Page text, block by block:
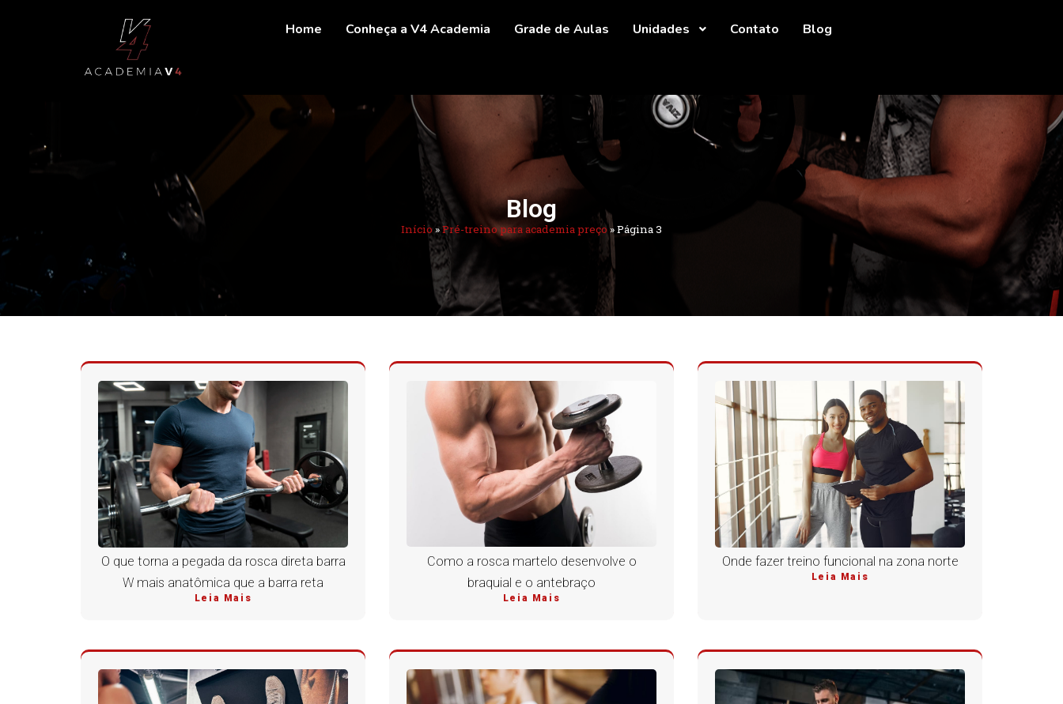
Home Conheça a V4 Academia Grade de Aulas Unidades Contato Blog
Blog
Início»Pré-treino para academia preço»Página 3
O que torna a pegada da rosca direta barra
W mais anatômica que a barra reta
Leia Mais
Como a rosca martelo desenvolve o
braquial e o antebraço
Leia Mais
Onde fazer treino funcional na zona norte
Leia Mais